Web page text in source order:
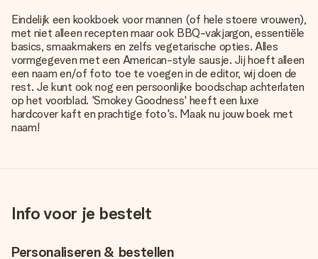
Eindelijk een kookboek voor mannen (of hele stoere vrouwen),
met niet alleen recepten maar ook BBQ-vakjargon, essentiële
basics, smaakmakers en zelfs vegetarische opties. Alles
vormgegeven met een American-style sausje. Jij hoeft alleen
een naam en/of foto toe te voegen in de editor, wij doen de
rest. Je kunt ook nog een persoonlijke boodschap achterlaten
op het voorblad. 'Smokey Goodness' heeft een luxe
hardcover kaft en prachtige foto's. Maak nu jouw boek met
naam!
Info voor je bestelt
Personaliseren & bestellen